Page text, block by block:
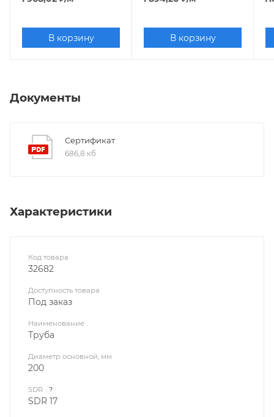
В корзину В корзину
Документы
Сертификат
686,8 кб
Характеристики
Код товара
32682
Доступность товара
Под заказ
Наименование
Труба
Диаметр основной, мм
200
SDR ?
SDR 17